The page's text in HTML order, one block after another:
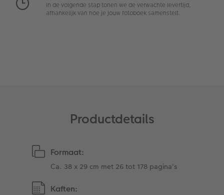
Uitleg over fotoformaten
In de volgende stap tonen we de verwachte levertijd,
afhankelijk van hoe je jouw fotoboek samenstelt.
Productdetails
Formaat:
Ca. 38 x 29 cm met 26 tot 178 pagina's
Kaften: